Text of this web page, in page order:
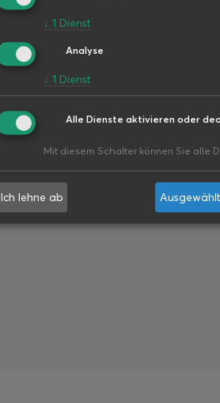
Langzeitmiete
↓ 1 Dienst
Analyse
↓ 1 Dienst
Alle Dienste aktivieren oder
Mit diesem Schalter können Sie alle
Ich lehne ab